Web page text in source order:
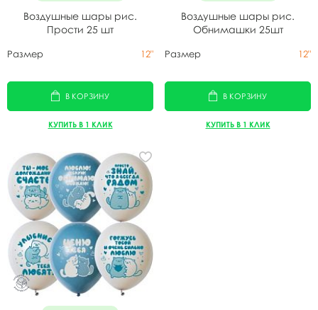
Воздушные шары рис.
Прости 25 шт
Размер 12"
В КОРЗИНУ
КУПИТЬ В 1 КЛИК
Воздушные шары рис.
Обнимашки 25шт
Размер 12"
В КОРЗИНУ
КУПИТЬ В 1 КЛИК